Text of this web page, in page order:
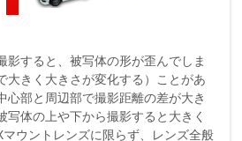
影すると、被写体の形が歪んでしま
大きく大きさが変化する）ことがあ
心部と周辺部で撮影距離の差が大き
写体の上や下から撮影すると大きく
ウントレンズに限らず、レンズ全般